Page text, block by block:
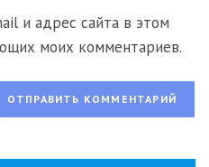
и адрес сайта в этом
моих комментариев.